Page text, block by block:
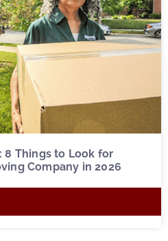
8 Things to Look for
Company in 2026